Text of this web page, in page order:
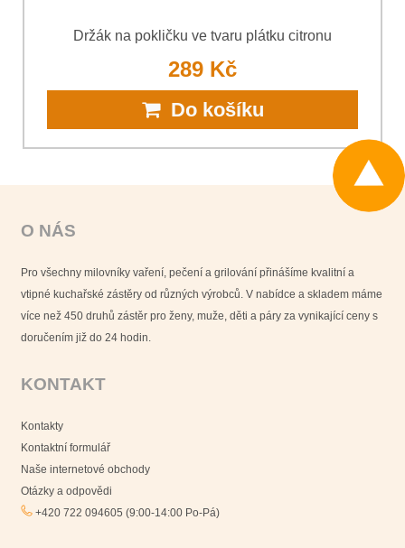
Držák na pokličku ve tvaru plátku citronu
289 Kč
Do košíku
O NÁS
Pro všechny milovníky vaření, pečení a grilování přinášíme kvalitní a
vtipné kuchařské zástěry od různých výrobců. V nabídce a skladem máme
více než 450 druhů zástěr pro ženy, muže, děti a páry za vynikající ceny s
doručením již do 24 hodin.
KONTAKT
Kontakty
Kontaktní formulář
Naše internetové obchody
Otázky a odpovědi
+420 722 094605 (9:00-14:00 Po-Pá)